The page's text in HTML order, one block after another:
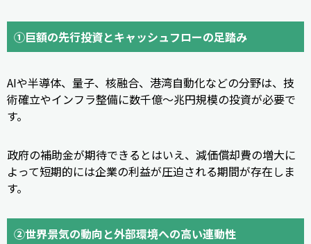
①巨額の先行投資とキャッシュフローの足踏み
AIや半導体、量子、核融合、港湾自動化などの分野は、技
術確立やインフラ整備に数千億〜兆円規模の投資が必要で
す。
政府の補助金が期待できるとはいえ、減価償却費の増大に
よって短期的には企業の利益が圧迫される期間が存在しま
す。
②世界景気の動向と外部環境への高い連動性